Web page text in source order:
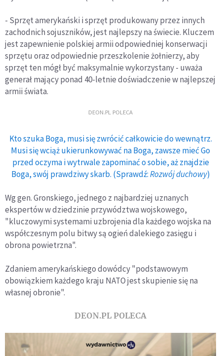
- Sprzęt amerykański i sprzęt produkowany przez innych
zachodnich sojuszników, jest najlepszy na świecie. Kluczem
jest zapewnienie polskiej armii odpowiedniej konserwacji
sprzętu oraz odpowiednie przeszkolenie żołnierzy, aby
sprzęt ten mógł być maksymalnie wykorzystany - uważa
generał mający ponad 40-letnie doświadczenie w najlepszej
armii świata.
DEON.PL POLECA
Kto szuka Boga, musi się zwrócić całkowicie do wewnątrz.
Musi się wciąż ukierunkowywać na Boga, zawsze mieć Go
przed oczyma i wytrwale zapominać o sobie, aż znajdzie
Boga, swój prawdziwy skarb. (Sprawdź:Rozwój duchowy)
Wg gen. Gronskiego, jednego z najbardziej uznanych
ekspertów w dziedzinie przywództwa wojskowego,
"kluczowymi systemami uzbrojenia dla każdego wojska na
współczesnym polu bitwy są ogień dalekiego zasięgu i
obrona powietrzna".
Zdaniem amerykańskiego dowódcy "podstawowym
obowiązkiem każdego kraju NATO jest skupienie się na
własnej obronie".
DEON.PL POLECA